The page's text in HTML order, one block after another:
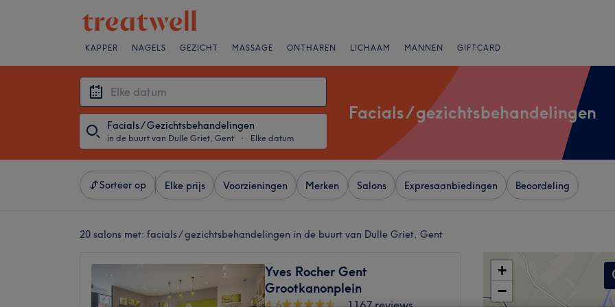
KAPPER NAGELS GEZICHT MASSAGE ONTHAREN LICHAAM MANNEN GIFTCARD
Facials / Gezichtsbehandelingen
in de buurt van Dulle Griet, Gent ・ Elke datum
Facials / gezichtsbehandelingen
Sorteer op Elke prijs Voorzieningen Merken Salons Expresaanbiedingen Beoordeling
20 salons met: facials / gezichtsbehandelingen in de buurt van Dulle Griet, Gent
Yves Rocher Gent
Grootkanonplein
+
−